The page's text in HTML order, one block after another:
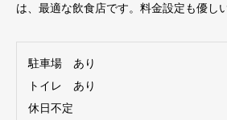
は、最適な飲食店です。料金設定も優し
駐車場 あり
トイレ あり
休日不定